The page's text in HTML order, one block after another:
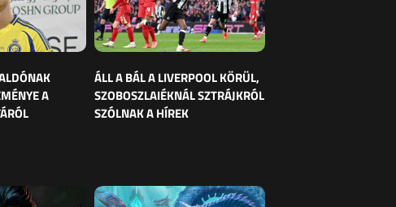
A
ÁLL A BÁL A LIVERPOOL KÖRÜL,
SZOBOSZLAIÉKNÁL SZTRÁJKRÓL
SZÓLNAK A HÍREK